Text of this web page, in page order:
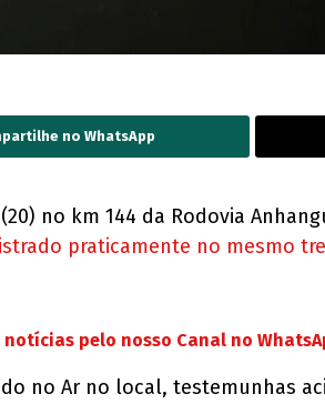
no WhatsApp
no km 144 da Rodovia
praticamente no mesmo
notícias pelo nosso Canal no
no Ar no local, testemunhas